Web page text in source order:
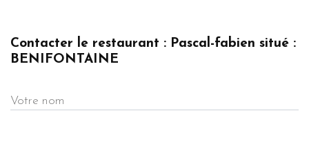
Contacter le restaurant : Pascal-fabien situé :
BENIFONTAINE
Votre nom